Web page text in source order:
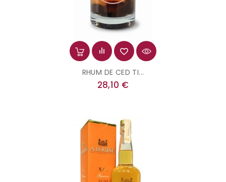
RHUM DE CED TI...
Prix
28,10 €